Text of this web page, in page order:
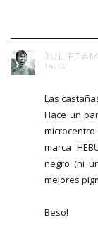
14:13
Las
Hace un
marca
negro (ni
mejores
Beso!